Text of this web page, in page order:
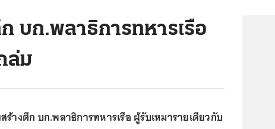
บก.พลาธิการทหารเรือ
ล่ม
ร้างตึก บก.พลาธิการทหารเรือ ผู้รับเหมารายเดียวกับ